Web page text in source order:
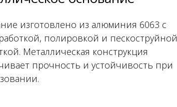
изготовлено из алюминия 6063 с
полировкой и пескоструйной
Металлическая конструкция
прочность и устойчивость при